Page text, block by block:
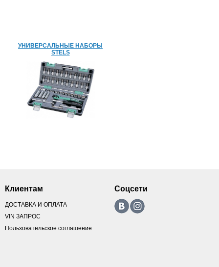
УНИВЕРСАЛЬНЫЕ НАБОРЫ
STELS
Клиентам
ДОСТАВКА И ОПЛАТА
VIN ЗАПРОС
Пользовательское соглашение
Соцсети